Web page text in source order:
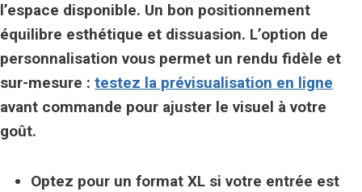
l’espace disponible. Un bon positionnement
équilibre esthétique et dissuasion. L’option de
personnalisation vous permet un rendu fidèle et
sur-mesure : testez la prévisualisation en ligne
avant commande pour ajuster le visuel à votre
goût.
Optez pour un format XL si votre entrée est